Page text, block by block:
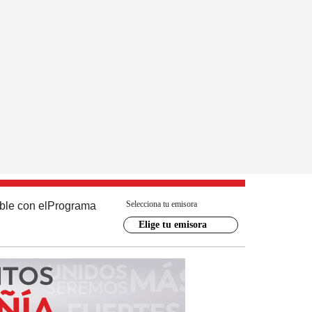
con el Programa Selecciona tu emisora
Elige tu emisora